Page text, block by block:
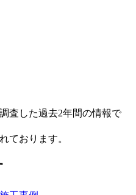
査した過去2年間の情報で
ております。